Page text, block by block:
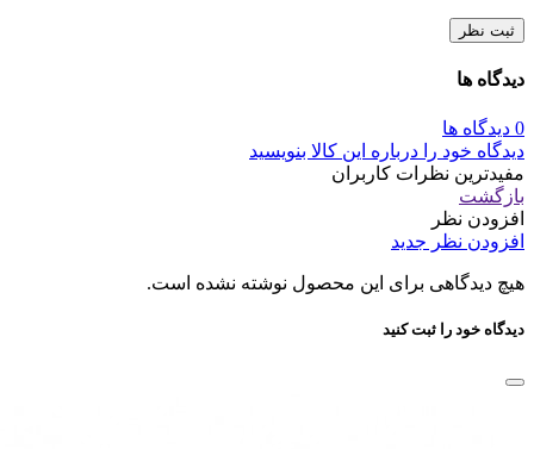
ثبت نظر
دیدگاه ها
0 دیدگاه ها
دیدگاه خود را درباره این کالا بنویسید
مفیدترین نظرات کاربران
بازگشت
افزودن نظر
افزودن نظر جدید
هیچ دیدگاهی برای این محصول نوشته نشده است.
دیدگاه خود را ثبت کنید